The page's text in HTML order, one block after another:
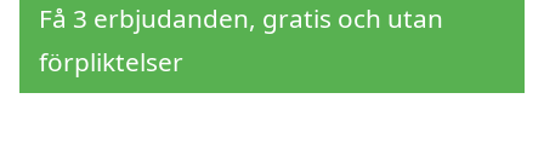
Få 3 erbjudanden, gratis och utan
förpliktelser